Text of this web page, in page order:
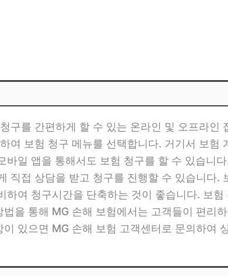
구를 간편하게 할 수 있는 온라인 및 오프라인
여 보험 청구 메뉴를 선택합니다. 거기서 보험
바일 앱을 통해서도 보험 청구를 할 수 있습니
직접 상담을 받고 청구를 진행할 수 있습니다.
하여 청구시간을 단축하는 것이 좋습니다. 보
을 통해 MG 손해 보험에서는 고객들이 편리
있으면 MG 손해 보험 고객센터로 문의하여